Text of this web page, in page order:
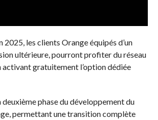
2025, les clients Orange équipés d’un
ultérieure, pourront profiter du réseau
activant gratuitement l’option dédiée
deuxième phase du développement du
permettant une transition complète